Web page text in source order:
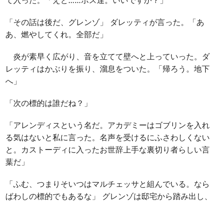
「その話は後だ、グレンゾ」 ダレッティが言った。「あ
あ、燃やしてくれ。全部だ」
炎が素早く広がり、音を立てて壁へと上っていった。ダ
レッティはかぶりを振り、溜息をついた。「帰ろう。地下
へ」
「次の標的は誰だね？」
「アレンディスという名だ。アカデミーはゴブリンを入れ
る気はないと私に言った。名声を受けるにふさわしくない
と。カストーディに入ったお世辞上手な裏切り者らしい言
葉だ」
「ふむ、つまりそいつはマルチェッサと組んでいる。なら
ばわしの標的でもあるな」 グレンゾは邸宅から踏み出し、